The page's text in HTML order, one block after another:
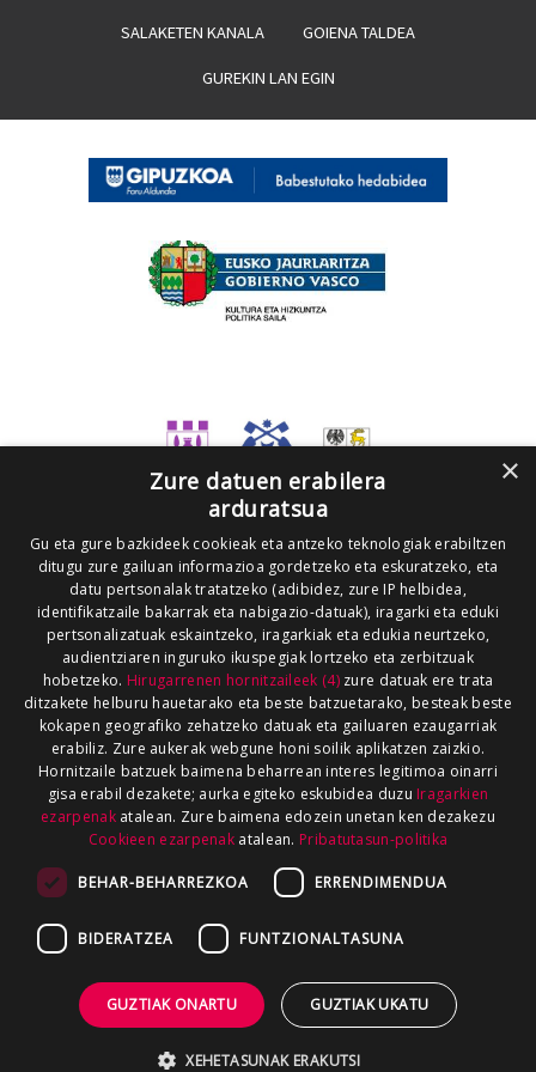
SALAKETEN KANALA GOIENA TALDEA
GUREKIN LAN EGIN
×
Zure datuen erabilera
arduratsua
Gu eta gure bazkideek cookieak eta antzeko teknologiak erabiltzen
ditugu zure gailuan informazioa gordetzeko eta eskuratzeko, eta
datu pertsonalak tratatzeko (adibidez, zure IP helbidea,
identifikatzaile bakarrak eta nabigazio-datuak), iragarki eta eduki
pertsonalizatuak eskaintzeko, iragarkiak eta edukia neurtzeko,
audientziaren inguruko ikuspegiak lortzeko eta zerbitzuak
hobetzeko. Hirugarrenen hornitzaileek (4)zure datuak ere trata
ditzakete helburu hauetarako eta beste batzuetarako, besteak beste
kokapen geografiko zehatzeko datuak eta gailuaren ezaugarriak
erabiliz. Zure aukerak webgune honi soilik aplikatzen zaizkio.
Hornitzaile batzuek baimena beharrean interes legitimoa oinarri
gisa erabil dezakete; aurka egiteko eskubidea duzu Iragarkien
ezarpenakatalean. Zure baimena edozein unetan ken dezakezu
Cookieen ezarpenak atalean. Pribatutasun-politika
BEHAR-BEHARREZKOA ERRENDIMENDUA
BIDERATZEA FUNTZIONALTASUNA
GUZTIAK ONARTU GUZTIAK UKATU
XEHETASUNAK ERAKUTSI